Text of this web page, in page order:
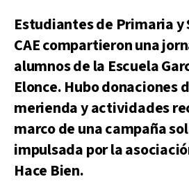
Estudiantes de Primaria y
CAE compartieron una
alumnos de la Escuela
Elonce. Hubo donaciones
merienda y actividades
marco de una campaña
impulsada por la
Hace Bien.